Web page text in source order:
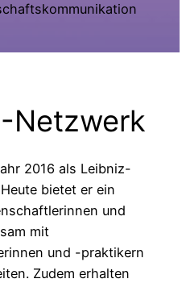
Netzwerk
2016 als Leibniz-
bietet er ein
und
mit
und -praktikern
Zudem erhalten